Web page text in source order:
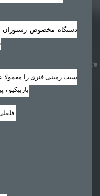
دستگاه مخصوص
سیب زمینی فنری را
باربیکیو
فلفلی نیز می توان برای مشتریان سرو نمود.